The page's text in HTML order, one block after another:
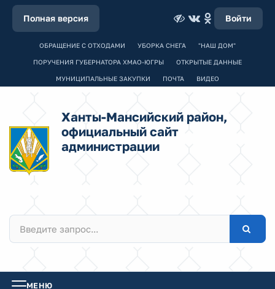
Полная версия Войти
ОБРАЩЕНИЕ С ОТХОДАМИ УБОРКА СНЕГА "НАШ ДОМ"
ПОРУЧЕНИЯ ГУБЕРНАТОРА ХМАО-ЮГРЫ ОТКРЫТЫЕ ДАННЫЕ
МУНИЦИПАЛЬНЫЕ ЗАКУПКИ ПОЧТА ВИДЕО
Ханты-Мансийский район,
официальный сайт
администрации
МЕНЮ